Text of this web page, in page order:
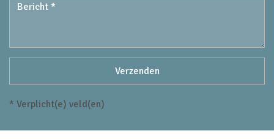
* Verplicht(e) veld(en)